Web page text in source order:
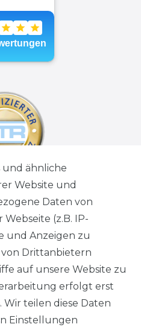
und ähnliche
Website und
Daten von
(z.B. IP-
und Anzeigen zu
von Drittanbietern
auf unsere Website zu
erfolgt erst
Wir teilen diese Daten
Einstellungen